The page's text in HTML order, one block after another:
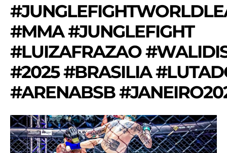
#MMA #JUNGLEFIGHT
#LUIZAFRAZAO
#2025 #BRASILIA
#ARENABSB